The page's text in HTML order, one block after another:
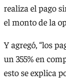
realiza el pago
el monto de la
Y agregó, “los
un 355% en
esto se explica